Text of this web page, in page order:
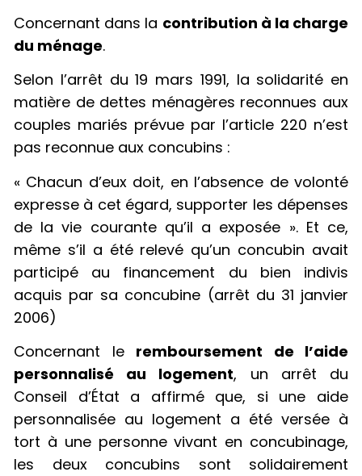
Concernant dans la contribution à la charge
du ménage.
Selon l’arrêt du 19 mars 1991, la solidarité en
matière de dettes ménagères reconnues aux
couples mariés prévue par l’article 220 n’est
pas reconnue aux concubins :
« Chacun d’eux doit, en l’absence de volonté
expresse à cet égard, supporter les dépenses
de la vie courante qu’il a exposée ». Et ce,
même s’il a été relevé qu’un concubin avait
participé au financement du bien indivis
acquis par sa concubine (arrêt du 31 janvier
2006)
Concernant le remboursement de l’aide
personnalisé au logement, un arrêt du
Conseil d’État a affirmé que, si une aide
personnalisée au logement a été versée à
tort à une personne vivant en concubinage,
les deux concubins sont solidairement